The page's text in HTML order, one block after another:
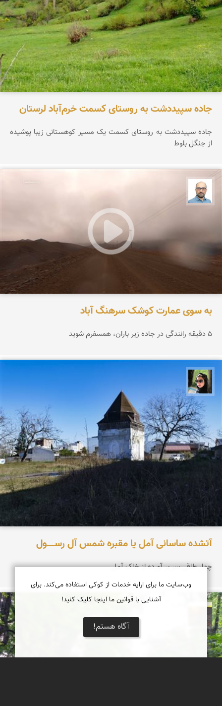
جاده سپیددشت به روستای کسمت خرم‌آباد لرستان
جاده سپیددشت به روستای کسمت یک مسیر کوهستانی زیبا پوشیده
از جنگل بلوط
به سوی عمارت کوشک سرهنگ آباد
۵ دقیقه رانندگی در جاده زیر باران، همسفرم شوید
آتشده ساسانی آمل یا مقبره شمس آل‌ رســـــول
چهار طاقی سر بر آورده از خاک آمل
وب‌سایت ما برای ارایه خدمات از کوکی استفاده می‌کند. برای
آشنایی با قوانین ما اینجا کلیک کنید!
آگاه هستم!